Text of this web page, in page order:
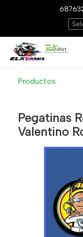
Productos
Pegatinas
Valentino